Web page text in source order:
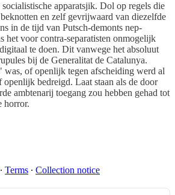
socialistische apparatsjik. Dol op regels die
en zelf gevrijwaard van diezelfde
in de tijd van Putsch-demonts nep-
het voor contra-separatisten onmogelijk
te doen. Dit vanwege het absoluut
bij de Generalitat de Catalunya.
was, of openlijk tegen afscheiding werd al
openlijk bedreigd. Laat staan als de door
ambtenarij toegang zou hebben gehad tot
horror.
∙ Terms ∙ Collection notice